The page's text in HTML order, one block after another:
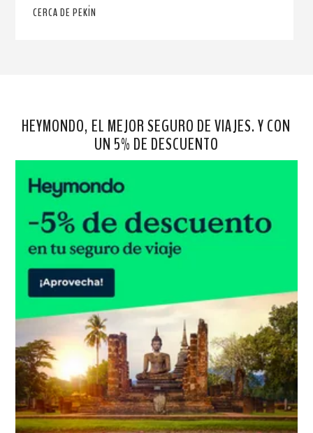
CERCA DE PEKÍN
HEYMONDO, EL MEJOR SEGURO DE VIAJES. Y CON
UN 5% DE DESCUENTO